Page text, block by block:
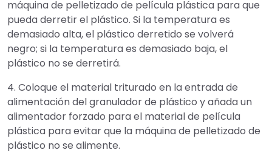
máquina de pelletizado de película plástica para que
pueda derretir el plástico. Si la temperatura es
demasiado alta, el plástico derretido se volverá
negro; si la temperatura es demasiado baja, el
plástico no se derretirá.
4. Coloque el material triturado en la entrada de
alimentación del granulador de plástico y añada un
alimentador forzado para el material de película
plástica para evitar que la máquina de pelletizado de
plástico no se alimente.